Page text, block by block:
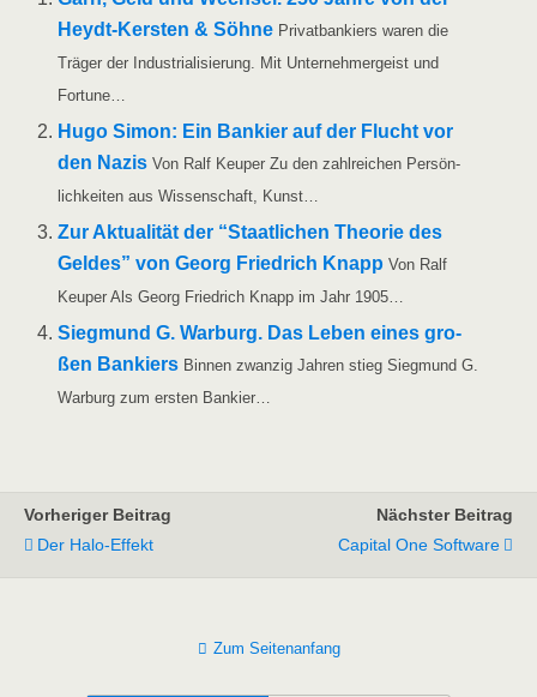
Heydt-Ker­s­­ten & Söh­ne Pri­vat­ban­kiers waren die
Trä­ger der Indus­tria­li­sie­rung. Mit Unter­neh­mer­geist und
Fortune…
Hugo Simon: Ein Ban­kier auf der Flucht vor
den Nazis Von Ralf Keu­per Zu den zahl­rei­chen Per­sön­
lich­kei­ten aus Wis­sen­schaft, Kunst…
Zur Aktua­li­tät der “Staat­li­chen Theo­rie des
Gel­des” von Georg Fried­rich Knapp Von Ralf
Keu­per Als Georg Fried­rich Knapp im Jahr 1905…
Sieg­mund G. War­burg. Das Leben eines gro­
ßen Ban­kiers Bin­nen zwan­zig Jah­ren stieg Sieg­mund G.
War­burg zum ers­ten Bankier…
Vorheriger Beitrag
Der Halo-Effekt
Nächster Beitrag
Capital One Software
Zum Seitenanfang